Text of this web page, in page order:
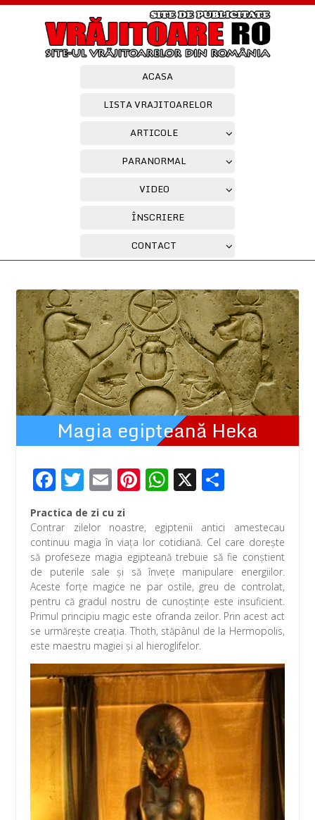
ACASA
LISTA VRAJITOARELOR
ARTICOLE
PARANORMAL
VIDEO
ÎNSCRIERE
CONTACT
Magia egipteană Heka
F
ac
e
b
o
o
k
T
wi
tt
er
E
m
ail
Pi
er
e
st
W
at
s
A
p
p
X
ta
je
az
ă
Practica de zi cu zi
Contrar zilelor noastre, egiptenii antici amestecau
continuu magia în viaţa lor cotidiană. Cel care doreşte
să profeseze magia egipteană trebuie să fie conştient
de puterile sale şi să înveţe manipulare energiilor.
Aceste forţe magice ne par ostile, greu de controlat,
pentru că gradul nostru de cunoştinţe este insuficient.
Primul principiu magic este ofranda zeilor. Prin acest act
se urmăreşte creaţia. Thoth, stăpânul de la Hermopolis,
este maestru magiei şi al hieroglifelor.